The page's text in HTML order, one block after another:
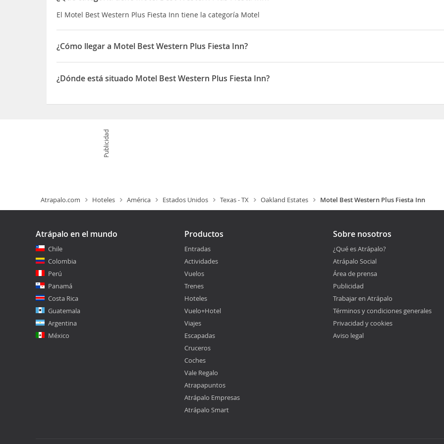
El Motel Best Western Plus Fiesta Inn tiene la categoría Motel
¿Cómo llegar a Motel Best Western Plus Fiesta Inn?
Si decides alojarte en Best Western Plus Fiesta Inn de San Antonio, apenas te separarán cinco minutos en coche de
Texas-San Antonio y Parque temático Six Flags Fiesta Texas Además, este motel se encuentra a 5,6 km de Centro
La Cantera y a 6,2 km de Centro comercial The Rim
¿Dónde está situado Motel Best Western Plus Fiesta Inn?
Publicidad
Atrapalo.com Hoteles América Estados Unidos Texas - TX Oakland Estates Motel Best Western Plus Fiesta Inn
Atrápalo en el mundo
Chile
Colombia
Perú
Panamá
Costa Rica
Guatemala
Argentina
México
Productos
Entradas
Actividades
Vuelos
Trenes
Hoteles
Vuelo+Hotel
Viajes
Escapadas
Cruceros
Coches
Vale Regalo
Atrapapuntos
Atrápalo Empresas
Atrápalo Smart
Sobre nosotros
¿Qué es Atrápalo?
Atrápalo Social
Área de prensa
Publicidad
Trabajar en Atrápalo
Términos y condiciones generales
Privacidad y cookies
Aviso legal